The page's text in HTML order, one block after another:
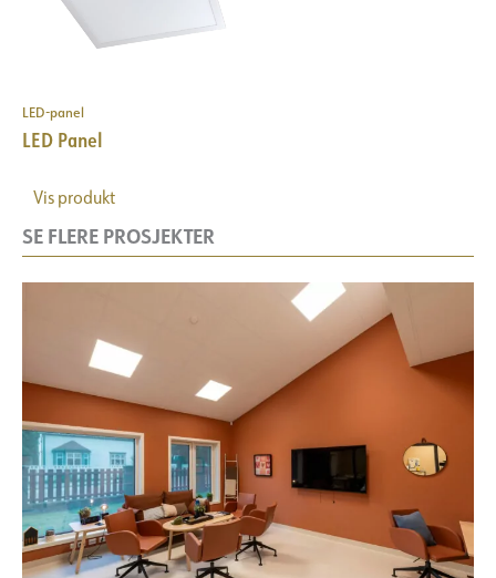
LED-panel
LED Panel
Vis produkt
SE FLERE PROSJEKTER